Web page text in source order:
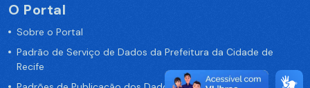
O Portal
Sobre o Portal
Padrão de Serviço de Dados da Prefeitura da Cidade de
Recife